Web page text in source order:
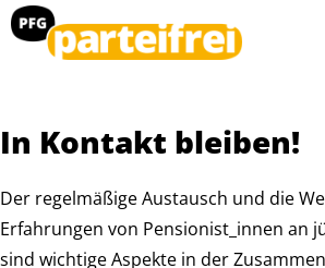
In Kontakt bleiben!
Der regelmäßige Austausch und die
Erfahrungen von Pensionist_innen an
sind wichtige Aspekte in der